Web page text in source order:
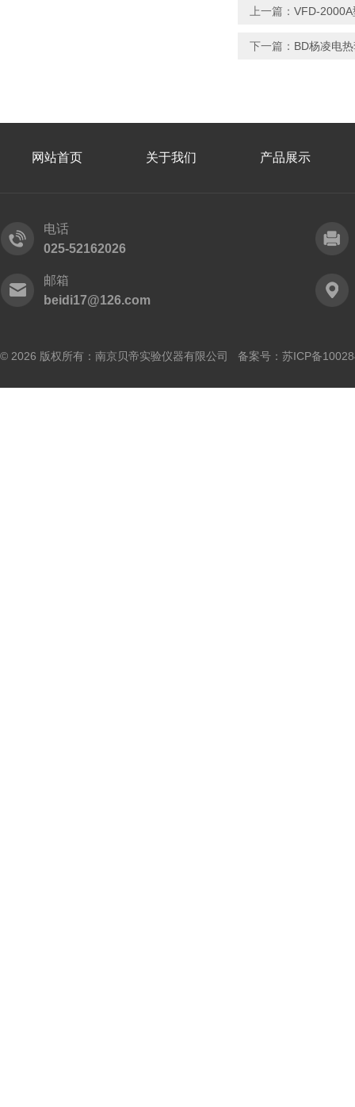
上一篇： VFD-
下一篇： BD杨凌电
网站首页 关于我们 产品展示
电话
025-52162026
邮箱
beidi17@126.com
© 2026 版权所有：南京贝帝实验仪器有限公司 备案号： 苏ICP备